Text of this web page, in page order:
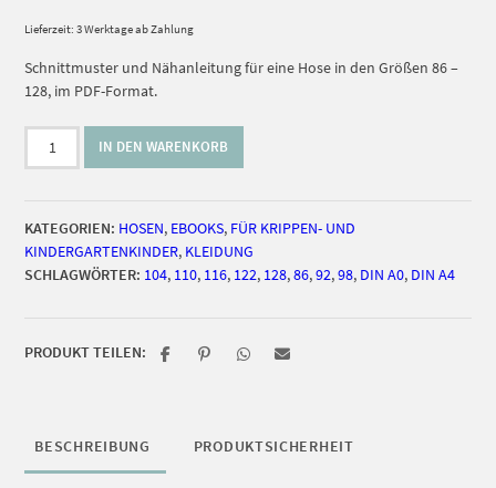
Lieferzeit: 3 Werktage ab Zahlung
Schnittmuster und Nähanleitung für eine Hose in den Größen 86 –
128, im PDF-Format.
timtom
No.25
Gr.86-
128
(Möhrchen)
IN DEN WARENKORB
KATEGORIEN: HOSEN, EBOOKS, FÜR KRIPPEN- UND
KINDERGARTENKINDER, KLEIDUNG
SCHLAGWÖRTER: 104, 110, 116, 122, 128,86,92,98, DIN A0, DIN A4
PRODUKT TEILEN:
BESCHREIBUNG PRODUKTSICHERHEIT